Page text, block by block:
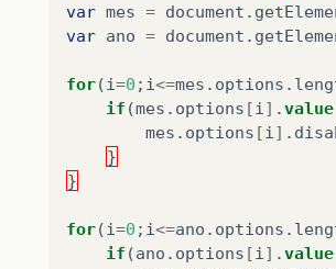
var mes = document .
var ano = document .
for(i=0 ; i<=mes . options .
if (mes . options [i ] .value
mes . options [i ] .
}
}
for(i=0 ; i<=ano . options .
if (ano . options [i ] .value